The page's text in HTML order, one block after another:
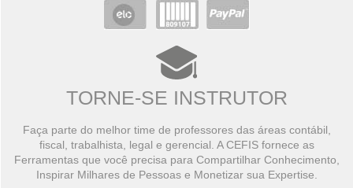
TORNE-SE INSTRUTOR
Faça parte do melhor time de professores das áreas contábil,
fiscal, trabalhista, legal e gerencial. A CEFIS fornece as
Ferramentas que você precisa para Compartilhar Conhecimento,
Inspirar Milhares de Pessoas e Monetizar sua Expertise.